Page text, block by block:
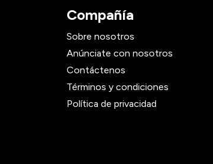
Compañía
Sobre nosotros
Anúnciate con nosotros
Contáctenos
Términos y condiciones
Política de privacidad